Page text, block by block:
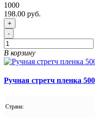
1000
198.00 руб.
+
-
В корзину
Ручная стретч пленка
Страна: